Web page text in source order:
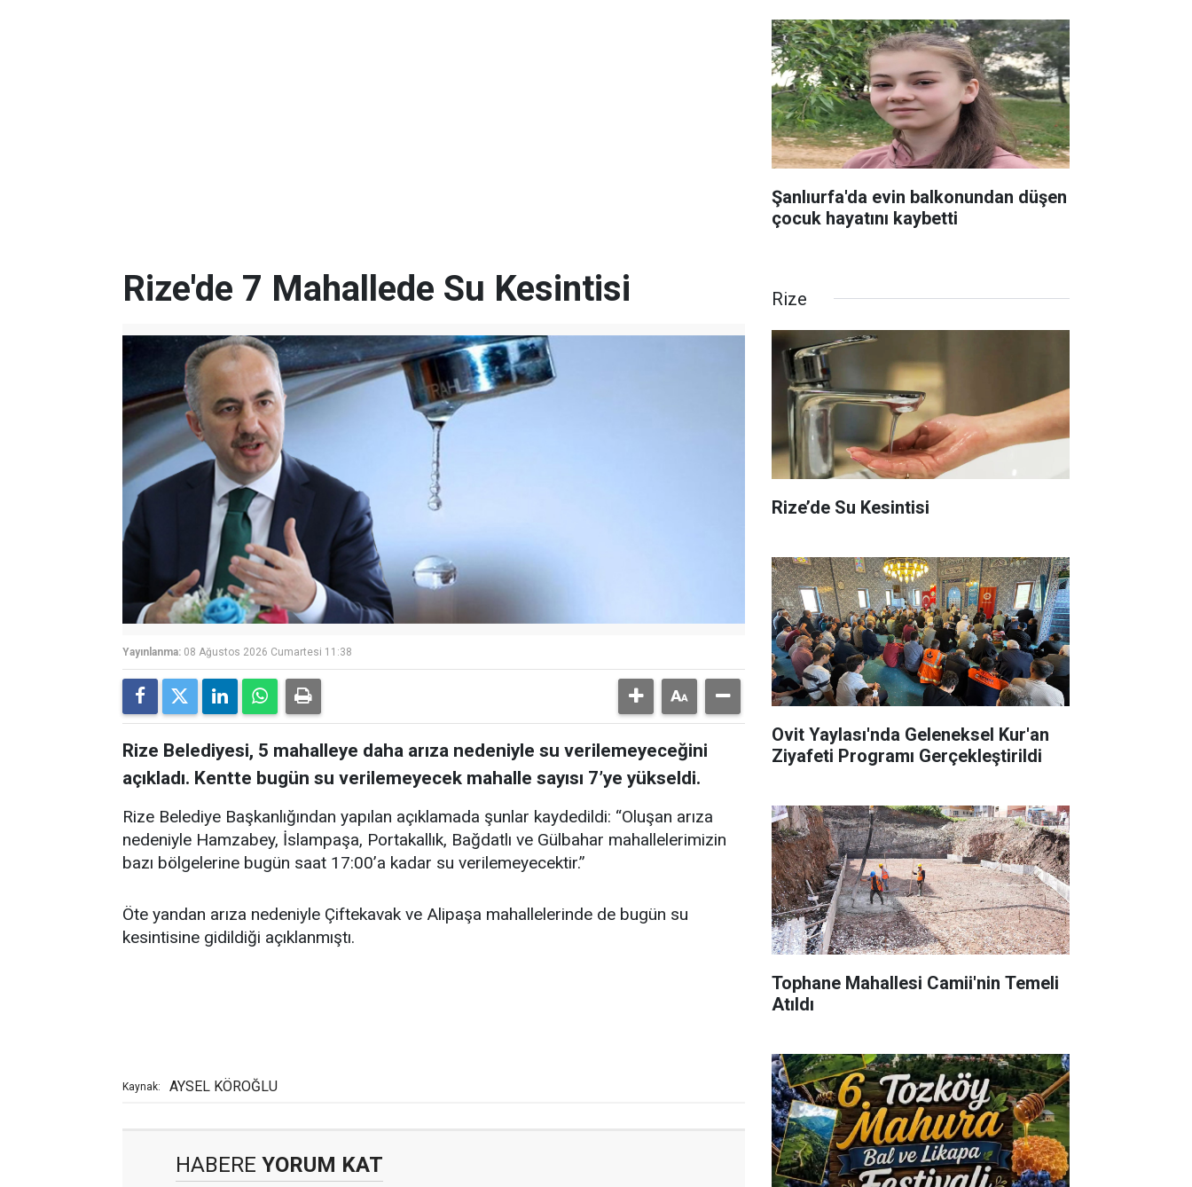
Şanlıurfa'da evin balkonundan düşen
çocuk hayatını kaybetti
Rize'de 7 Mahallede Su Kesintisi
Yayınlanma: 08 Ağustos 2026 Cumartesi 11:38
Rize Belediyesi, 5 mahalleye daha arıza nedeniyle su verilemeyeceğini
açıkladı. Kentte bugün su verilemeyecek mahalle sayısı 7’ye yükseldi.
Rize Belediye Başkanlığından yapılan açıklamada şunlar kaydedildi: “Oluşan arıza
nedeniyle Hamzabey, İslampaşa, Portakallık, Bağdatlı ve Gülbahar mahallelerimizin
bazı bölgelerine bugün saat 17:00’a kadar su verilemeyecektir.”
Öte yandan arıza nedeniyle Çiftekavak ve Alipaşa mahallelerinde de bugün su
kesintisine gidildiği açıklanmıştı.
Kaynak: AYSEL KÖROĞLU
HABERE YORUM KAT
Rize
Rize’de Su Kesintisi
Ovit Yaylası'nda Geleneksel Kur'an
Ziyafeti Programı Gerçekleştirildi
Tophane Mahallesi Camii'nin Temeli
Atıldı